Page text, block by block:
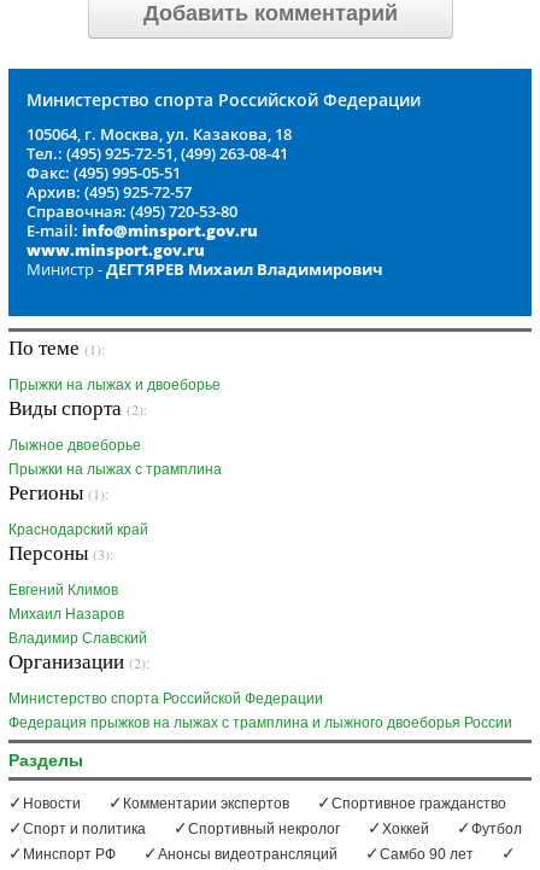
Добавить комментарий
Министерство спорта Российской Федерации
105064, г. Москва, ул. Казакова, 18
Тел.: (495) 925-72-51, (499) 263-08-41
Факс: (495) 995-05-51
Архив: (495) 925-72-57
Справочная: (495) 720-53-80
E-mail: info@minsport.gov.ru
www.minsport.gov.ru
Министр -ДЕГТЯРЕВ Михаил Владимирович
По теме (1):
Прыжки на лыжах и двоеборье
Виды спорта (2):
Лыжное двоеборье
Прыжки на лыжах с трамплина
Регионы (1):
Краснодарский край
Персоны (3):
Евгений Климов
Михаил Назаров
Владимир Славский
Организации (2):
Министерство спорта Российской Федерации
Федерация прыжков на лыжах с трамплина и лыжного двоеборья России
Разделы
Новости Комментарии экспертов
Спортивное гражданство
Спорт и политика
Спортивный некролог Хоккей
Футбол
Минспорт РФ
Анонсы видеотрансляций Самбо 90 лет